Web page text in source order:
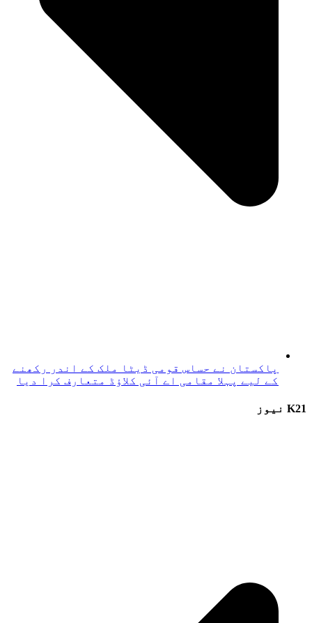
پاکستان نے حساس قومی ڈیٹا ملک کے اندر رکھنے
کے لیے پہلا مقامی اے آئی کلاؤڈ متعارف کرا دیا
K21 نیوز